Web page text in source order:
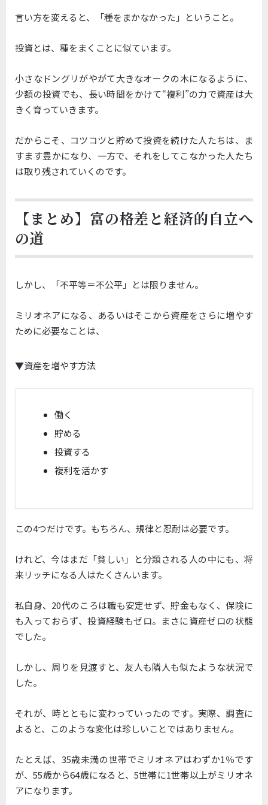
言い方を変えると、「種をまかなかった」ということ。
投資とは、種をまくことに似ています。
小さなドングリがやがて大きなオークの木になるように、
少額の投資でも、長い時間をかけて“複利”の力で資産は大
きく育っていきます。
だからこそ、コツコツと貯めて投資を続けた人たちは、ま
すます豊かになり、一方で、それをしてこなかった人たち
は取り残されていくのです。
【まとめ】富の格差と経済的自立へ
の道
しかし、「不平等＝不公平」とは限りません。
ミリオネアになる、あるいはそこから資産をさらに増やす
ために必要なことは、
▼資産を増やす方法
働く
貯める
投資する
複利を活かす
この4つだけです。もちろん、規律と忍耐は必要です。
けれど、今はまだ「貧しい」と分類される人の中にも、将
来リッチになる人はたくさんいます。
私自身、20代のころは職も安定せず、貯金もなく、保険に
も入っておらず、投資経験もゼロ。まさに資産ゼロの状態
でした。
しかし、周りを見渡すと、友人も隣人も似たような状況で
した。
それが、時とともに変わっていったのです。実際、調査に
よると、このような変化は珍しいことではありません。
たとえば、35歳未満の世帯でミリオネアはわずか1％です
が、55歳から64歳になると、5世帯に1世帯以上がミリオネ
アになります。